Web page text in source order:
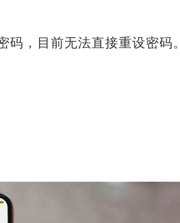
，目前无法直接重设密码。